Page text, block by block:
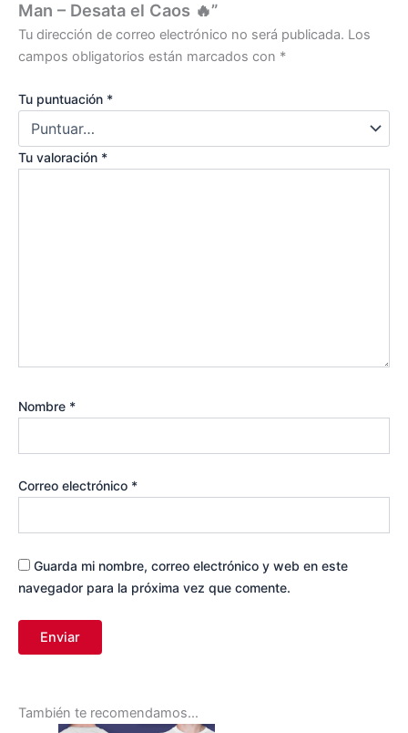
Man – Desata el Caos 🔥”
Tu dirección de correo electrónico no será publicada. Los
campos obligatorios están marcados con *
Tu puntuación *
Tu valoración *
Nombre *
Correo electrónico *
Guarda mi nombre, correo electrónico y web en este
navegador para la próxima vez que comente.
También te recomendamos…